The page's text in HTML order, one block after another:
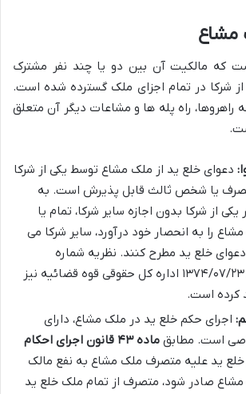
مشاع
که مالکیت آن بین دو یا چند نفر مشترک
شرکا در تمام اجزای ملک گسترده شده است.
راهروها، راه پله ها و مشاعات دیگر آن متعلق
دعوای خلع ید از ملک مشاع توسط یکی از شرکا
یا شخص ثالث قابل پذیرش است. به
یکی از شرکا بدون اجازه سایر شرکا، تمام یا
را به انحصار خود درآورد، سایر شرکا می
دعوای خلع ید مطرح کنند. نظریه شماره
۴۴۶۷/۷ مورخ ۱۳۷۴/۰۷/۲۳ اداره کل حقوقی قوه قضائیه نیز
کرده است.
اجرای حکم خلع ید در ملک مشاع، دارای
است. مطابق
ماده ۴۳ قانون اجرای احکام
خلع ید علیه متصرف ملک مشاع به نفع مالک
صادر شود، متصرف از تمام ملک خلع ید